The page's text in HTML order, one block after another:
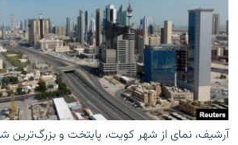
آرشیف، نمای از شهر کویت، پایتخت و